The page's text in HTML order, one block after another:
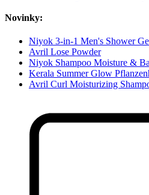
Novinky:
Niyok 3-in-1 Men's Shower
Avril Lose Powder
Niyok Shampoo Moisture &
Kerala Summer Glow
Avril Curl Moisturizing